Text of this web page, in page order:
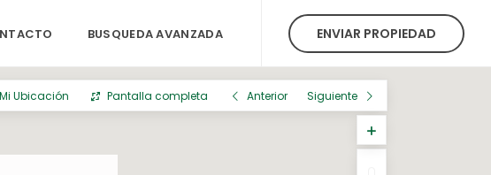
ENVIAR PROPIEDAD
BUSQUEDA AVANZADA
Mi Ubicación Pantalla completa Anterior Siguiente